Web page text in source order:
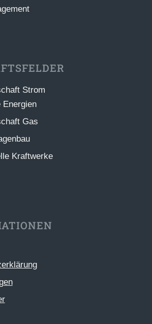
Strom
Energien
Gas
Kraftwerke